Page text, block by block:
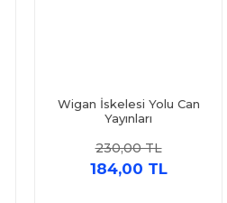
Wigan İskelesi Yolu Can
Yayınları
230,00 TL
184,00 TL